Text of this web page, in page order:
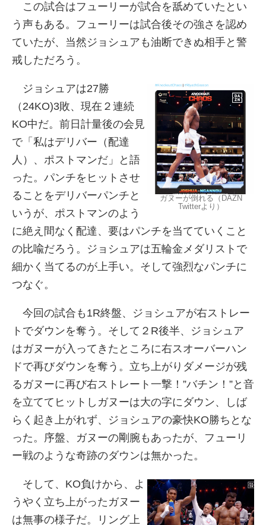
この試合はフューリーが試合を舐めていたとい
う声もある。フューリーは試合後その強さを認め
ていたが、当然ジョシュアも油断できぬ相手と警
戒しただろう。
ガヌーが倒れる（DAZN
Twitterより）
ジョシュアは27勝
（24KO)3敗、現在２連続
KO中だ。前日計量後の会見
で「私はデリバー（配達
人）、ポストマンだ」と語
った。パンチをヒットさせ
ることをデリバーパンチと
いうが、ポストマンのよう
に絶え間なく配達、要はパンチを当てていくこと
の比喩だろう。ジョシュアは五輪金メダリストで
細かく当てるのが上手い。そして強烈なパンチに
つなぐ。
今回の試合も1R終盤、ジョシュアが右ストレー
トでダウンを奪う。そして２R後半、ジョシュア
はガヌーが入ってきたところに右スオーバーハン
ドで再びダウンを奪う。立ち上がりダメージが残
るガヌーに再び右ストレート一撃！”バチン！”と音
を立ててヒットしガヌーは大の字にダウン、しば
らく起き上がれず、ジョシュアの豪快KO勝ちとな
った。序盤、ガヌーの剛腕もあったが、フューリ
ー戦のような奇跡のダウンは無かった。
そして、KO負けから、よ
うやく立ち上がったガヌー
は無事の様子だ。リング上